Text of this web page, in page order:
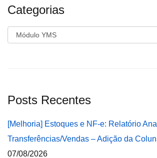
Categorias
Categorias
Posts Recentes
[Melhoria] Estoques e NF-e: Relatório
Transferências/Vendas – Adição da
07/08/2026